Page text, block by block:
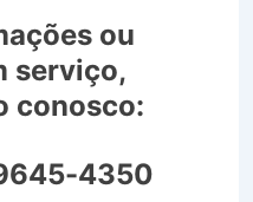
ou
serviço,
conosco:
4350